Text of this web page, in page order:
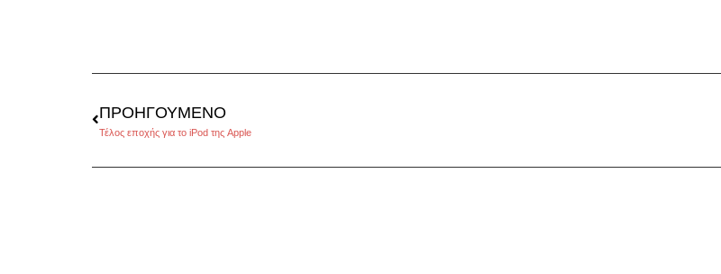
ΠΡΟΗΓΟΎΜΕΝΟ
Τέλος εποχής για το iPod της Apple